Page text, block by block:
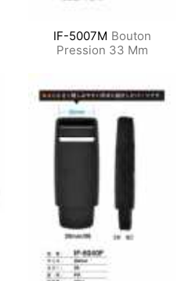
IF-5007M Bouton
Pression 33 Mm